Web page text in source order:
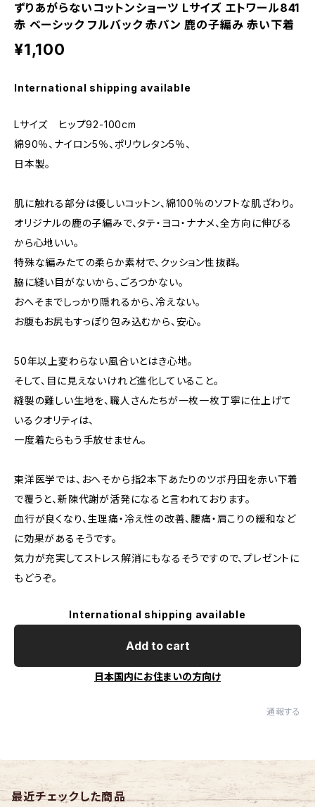
ずりあがらないコットンショーツ Lサイズ エトワール841
赤 ベーシック フルバック 赤パン 鹿の子編み 赤い下着
¥1,100
International shipping available
Lサイズ ヒップ92-100cm
綿90％、ナイロン5％、ポリウレタン5％、
日本製。
肌に触れる部分は優しいコットン、綿100％のソフトな肌ざわり。
オリジナルの鹿の子編みで、タテ・ヨコ・ナナメ、全方向に伸びる
から心地いい。
特殊な編みたての柔らか素材で、クッション性抜群。
脇に縫い目がないから、ごろつかない。
おへそまでしっかり隠れるから、冷えない。
お腹もお尻もすっぽり包み込むから、安心。
50年以上変わらない風合いとはき心地。
そして、目に見えないけれど進化していること。
縫製の難しい生地を、職人さんたちが一枚一枚丁寧に仕上げて
いるクオリティは、
一度着たらもう手放せません。
東洋医学では、おへそから指2本下あたりのツボ丹田を赤い下着
で覆うと、新陳代謝が活発になると言われております。
血行が良くなり、生理痛・冷え性の改善、腰痛・肩こりの緩和など
に効果があるそうです。
気力が充実してストレス解消にもなるそうですので、プレゼントに
もどうぞ。
International shipping available
Add to cart
日本国内にお住まいの方向け
通報する
最近チェックした商品